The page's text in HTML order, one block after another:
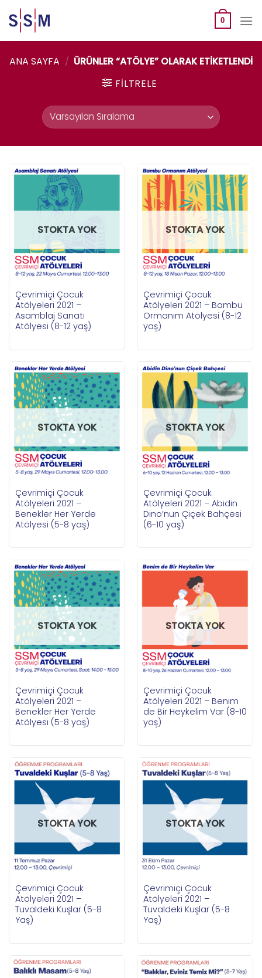
to
content
0
ANA SAYFA / ÜRÜNLER “ATÖLYE” OLARAK ETIKETLENDI
FILTRELE
STOKTA YOK
Çevrimiçi Çocuk
Atölyeleri 2021 –
Asamblaj Sanatı
Atölyesi (8-12 yaş)
STOKTA YOK
Çevrimiçi Çocuk
Atölyeleri 2021 – Bambu
Ormanım Atölyesi (8-12
yaş)
STOKTA YOK
Çevrimiçi Çocuk
Atölyeleri 2021 –
Benekler Her Yerde
Atölyesi (5-8 yaş)
STOKTA YOK
Çevrimiçi Çocuk
Atölyeleri 2021 – Abidin
Dino’nun Çiçek Bahçesi
(6-10 yaş)
STOKTA YOK
Çevrimiçi Çocuk
Atölyeleri 2021 –
Benekler Her Yerde
Atölyesi (5-8 yaş)
STOKTA YOK
Çevrimiçi Çocuk
Atölyeleri 2021 – Benim
de Bir Heykelim Var (8-10
yaş)
STOKTA YOK
Çevrimiçi Çocuk
Atölyeleri 2021 –
Tuvaldeki Kuşlar (5-8
Yaş)
STOKTA YOK
Çevrimiçi Çocuk
Atölyeleri 2021 –
Tuvaldeki Kuşlar (5-8
Yaş)